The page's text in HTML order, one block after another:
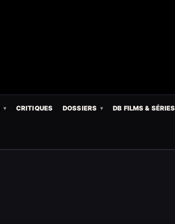
CRITIQUES DOSSIERS DB FILMS & SÉRIES